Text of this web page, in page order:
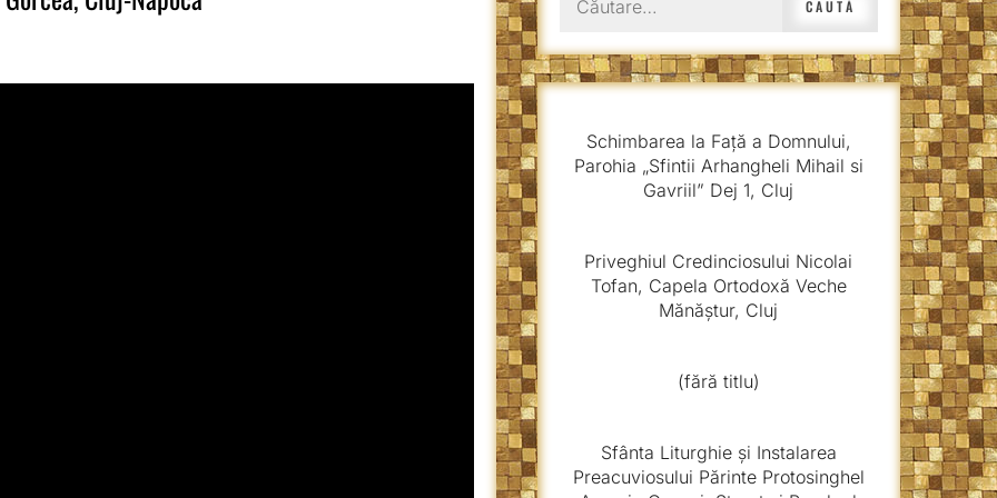
după:
Schimbarea la Față a Domnului,
Parohia „Sfintii Arhangheli Mihail si
Gavriil” Dej 1, Cluj
Priveghiul Credinciosului Nicolai
Tofan, Capela Ortodoxă Veche
Mănăștur, Cluj
(fără titlu)
Sfânta Liturghie și Instalarea
Preacuviosului Părinte Protosinghel